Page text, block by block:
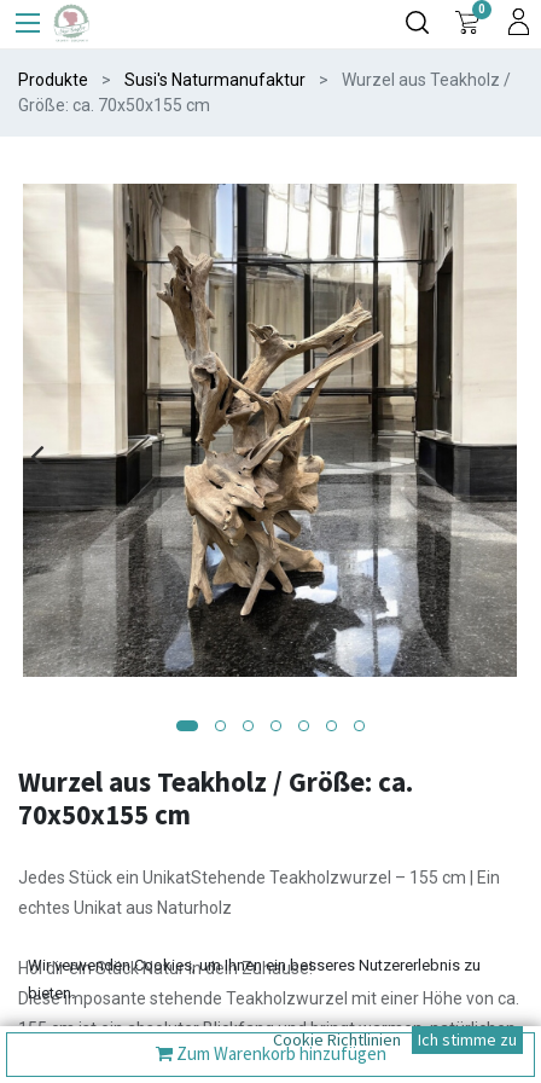
0
Produkte Susi's Naturmanufaktur
Wurzel aus Teakholz /
Größe: ca. 70x50x155 cm
Zum Warenkorb hinzufügen
Wurzel aus Teakholz / Größe: ca.
70x50x155 cm
Jedes Stück ein UnikatStehende Teakholzwurzel – 155 cm | Ein
echtes Unikat aus Naturholz
Hol dir ein Stück Natur in dein Zuhause!
Diese imposante stehende Teakholzwurzel mit einer Höhe von ca.
155 cm ist ein absoluter Blickfang und bringt warmen, natürlichen
Charme in jeden Raum.
Wir verwenden Cookies, um Ihnen ein besseres Nutzererlebnis zu
bieten.
Cookie Richtlinien Ich stimme zu